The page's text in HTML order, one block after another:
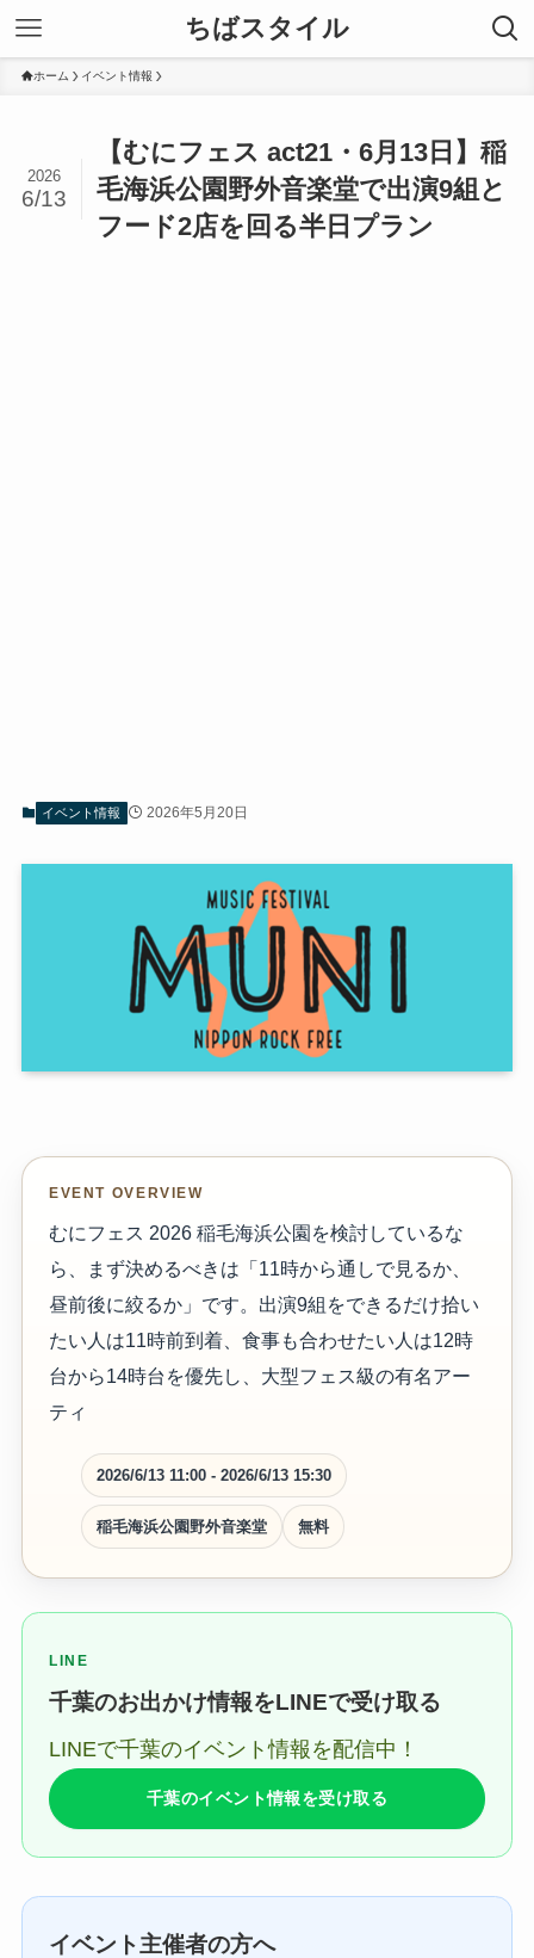
ちばスタイル
ホーム イベント情報
【むにフェス act21・6月13日】稲
毛海浜公園野外音楽堂で出演9組と
フード2店を回る半日プラン
2026
6/13
イベント情報 2026年5月20日
EVENT OVERVIEW
むにフェス 2026 稲毛海浜公園を検討しているな
ら、まず決めるべきは「11時から通しで見るか、
昼前後に絞るか」です。出演9組をできるだけ拾い
たい人は11時前到着、食事も合わせたい人は12時
台から14時台を優先し、大型フェス級の有名アー
ティ
2026/6/13 11:00 - 2026/6/13 15:30
稲毛海浜公園野外音楽堂 無料
LINE
千葉のお出かけ情報をLINEで受け取る
LINEで千葉のイベント情報を配信中！
千葉のイベント情報を受け取る
イベント主催者の方へ